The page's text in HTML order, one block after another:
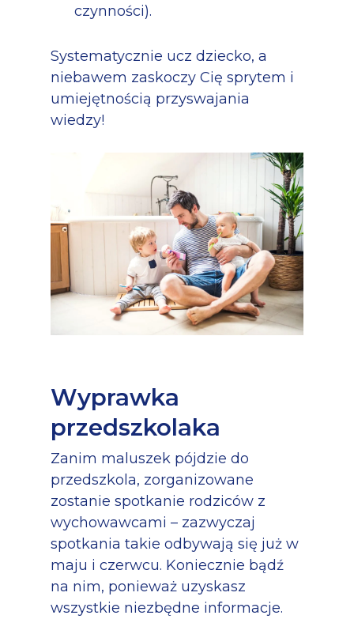
czynności).
Systematycznie ucz dziecko, a
niebawem zaskoczy Cię sprytem i
umiejętnością przyswajania
wiedzy!
Wyprawka
przedszkolaka
Zanim maluszek pójdzie do
przedszkola, zorganizowane
zostanie spotkanie rodziców z
wychowawcami – zazwyczaj
spotkania takie odbywają się już w
maju i czerwcu. Koniecznie bądź
na nim, ponieważ uzyskasz
wszystkie niezbędne informacje.